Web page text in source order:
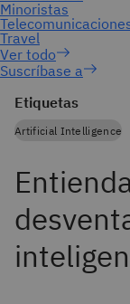
Suscríbase a
Etiquetas
Artificial Intelligence